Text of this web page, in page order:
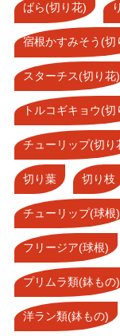
ばら(切り花)
宿根かすみそう(切
スターチス(切り花)
トルコギキョウ(切
チューリップ(切り
切り葉 切り枝
チューリップ(球根)
フリージア(球根)
プリムラ類(鉢もの)
洋ラン類(鉢もの)